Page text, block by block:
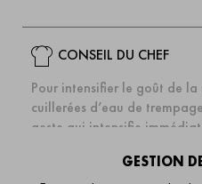
GESTION
CONSEIL DU CHEF
Pour intensifier le goût de
cuillerées d’eau de
geste qui intensifie